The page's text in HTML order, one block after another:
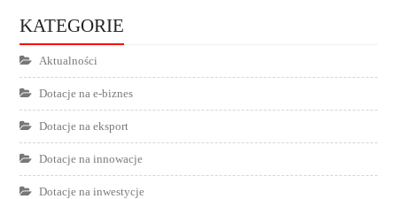
KATEGORIE
Aktualności
Dotacje na e-biznes
Dotacje na eksport
Dotacje na innowacje
Dotacje na inwestycje